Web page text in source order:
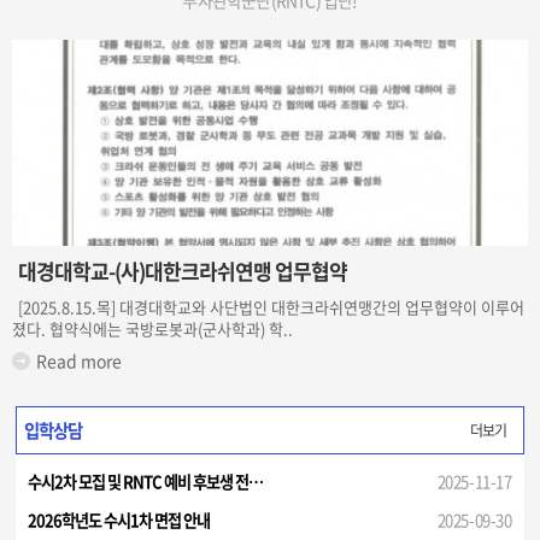
대경대학교-(사)대한크라쉬연맹 업무협약
[2025.8.15.목] 대경대학교와 사단법인 대한크라쉬연맹간의 업무협약이 이루어
졌다. 협약식에는 국방로봇과(군사학과) 학..
Read more
입학상담
수시2차 모집 및 RNTC 예비 후보생 전…
2025-11-17
2026학년도 수시1차 면접 안내
2025-09-30
더보기